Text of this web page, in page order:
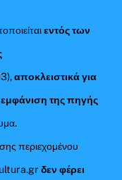
εντός των
αποκλειστικά για
εμφάνιση της πηγής
περιεχομένου
δεν φέρει